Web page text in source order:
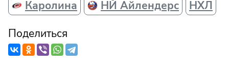
Каролина
НЙ Айлендерс
НХЛ
Поделиться